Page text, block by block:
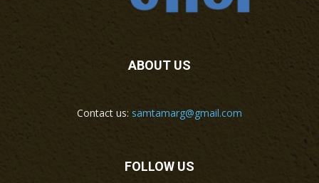
ABOUT US
Contact us: samtamarg@gmail.com
FOLLOW US